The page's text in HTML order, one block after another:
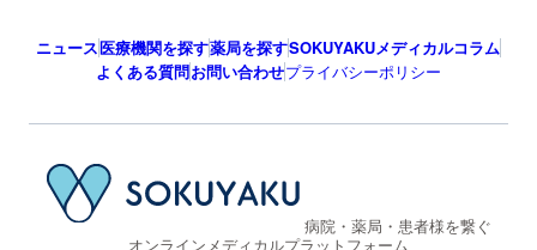
ニュース医療機関を探す薬局を探すSOKUYAKUメディカルコラム
よくある質問お問い合わせプライバシーポリシー
病院・薬局・患者様を繋ぐ
オンラインメディカルプラットフォーム